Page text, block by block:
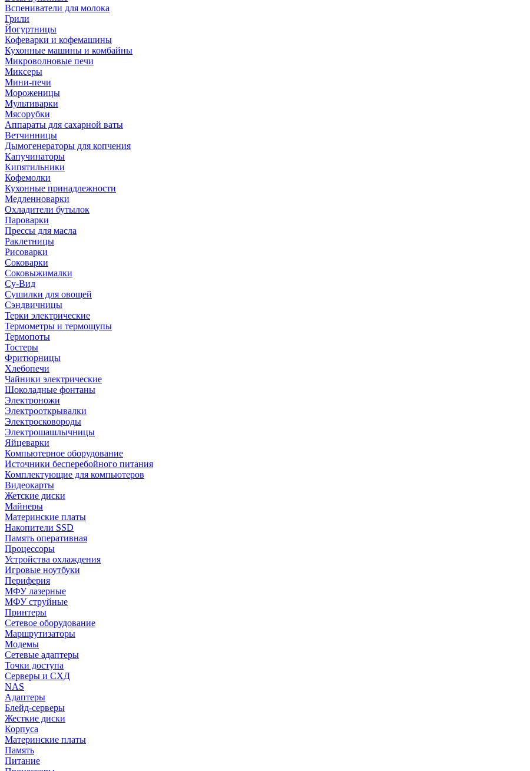
Вспениватели для молока
Грили
Йогуртницы
Кофеварки и кофемашины
Кухонные машины и комбайны
Микроволновые печи
Миксеры
Мини-печи
Мороженицы
Мультиварки
Мясорубки
Аппараты для сахарной ваты
Ветчинницы
Дымогенераторы для копчения
Капучинаторы
Кипятильники
Кофемолки
Кухонные принадлежности
Медленноварки
Охладители бутылок
Пароварки
Прессы для масла
Раклетницы
Рисоварки
Соковарки
Соковыжималки
Су-Вид
Сушилки для овощей
Сэндвичницы
Терки электрические
Термометры и термощупы
Термопоты
Тостеры
Фритюрницы
Хлебопечи
Чайники электрические
Шоколадные фонтаны
Электроножи
Электрооткрывалки
Электросковороды
Электрошашлычницы
Яйцеварки
Компьютерное оборудование
Источники бесперебойного питания
Комплектующие для компьютеров
Видеокарты
Жетские диски
Майнеры
Материнские платы
Накопители SSD
Память оперативная
Процессоры
Устройства охлаждения
Игровые ноутбуки
Периферия
МФУ лазерные
МФУ струйные
Принтеры
Сетевое оборудование
Маршрутизаторы
Модемы
Сетевые адаптеры
Точки доступа
Серверы и СХД
NAS
Адаптеры
Блейд-серверы
Жесткие диски
Корпуса
Материнские платы
Память
Питание